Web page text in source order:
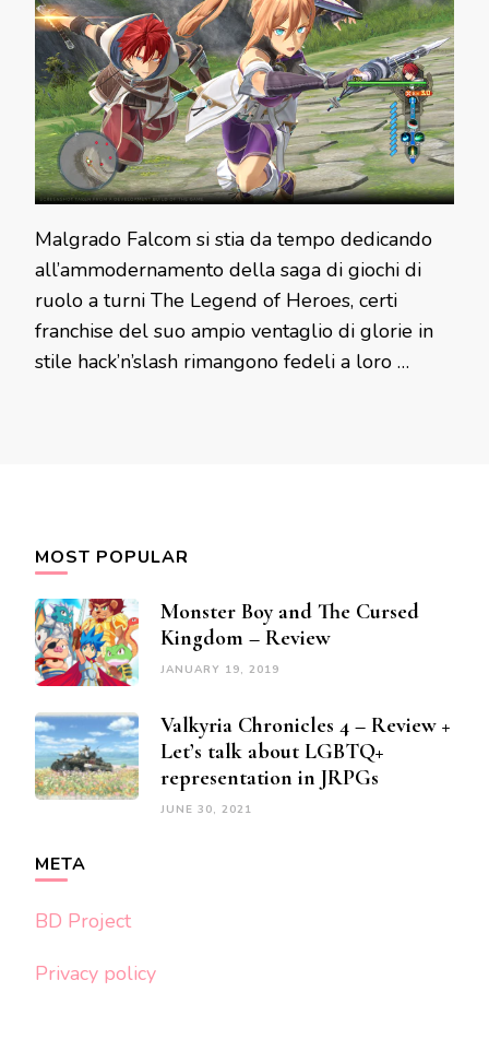
Malgrado Falcom si stia da tempo dedicando
all’ammodernamento della saga di giochi di
ruolo a turni The Legend of Heroes, certi
franchise del suo ampio ventaglio di glorie in
stile hack’n’slash rimangono fedeli a loro …
MOST POPULAR
Monster Boy and The Cursed
Kingdom – Review
JANUARY 19, 2019
Valkyria Chronicles 4 – Review +
Let’s talk about LGBTQ+
representation in JRPGs
JUNE 30, 2021
META
BD Project
Privacy policy